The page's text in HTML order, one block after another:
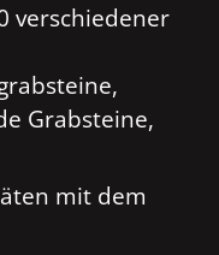
verschiedener
Grabsteine,
mit dem